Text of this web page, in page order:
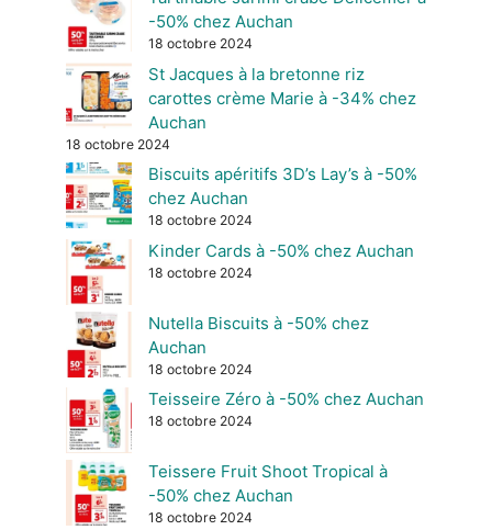
-50% chez Auchan
18 octobre 2024
St Jacques à la bretonne riz
carottes crème Marie à -34% chez
Auchan
18 octobre 2024
Biscuits apéritifs 3D’s Lay’s à -50%
chez Auchan
18 octobre 2024
Kinder Cards à -50% chez Auchan
18 octobre 2024
Nutella Biscuits à -50% chez
Auchan
18 octobre 2024
Teisseire Zéro à -50% chez Auchan
18 octobre 2024
Teissere Fruit Shoot Tropical à
-50% chez Auchan
18 octobre 2024